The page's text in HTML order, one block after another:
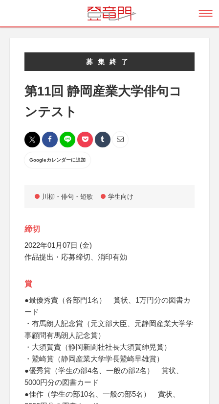
募集終了
第11回 静岡産業大学俳句コ
ンテスト
Googleカレンダーに追加
川柳・俳句・短歌 学生向け
締切
2022年01月07日 (金)
作品提出・応募締切、消印有効
賞
●最優秀賞（各部門1名） 賞状、1万円分の図書カ
ード
・有馬朗人記念賞（元文部大臣、元静岡産業大学学
事顧問有馬朗人記念賞）
・大須賀賞（静岡新聞社社長大須賀紳晃賞）
・鷲崎賞（静岡産業大学学長鷲崎早雄賞）
●優秀賞（学生の部4名、一般の部2名） 賞状、
5000円分の図書カード
●佳作（学生の部10名、一般の部5名） 賞状、